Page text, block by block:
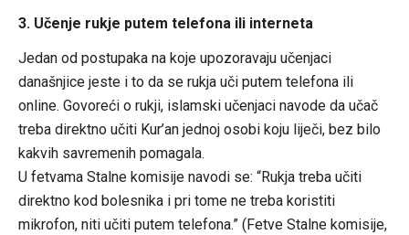
3. Učenje rukje putem telefona ili interneta
Jedan od postupaka na koje upozoravaju učenjaci
današnjice jeste i to da se rukja uči putem telefona ili
online. Govoreći o rukji, islamski učenjaci navode da učač
treba direktno učiti Kur’an jednoj osobi koju liječi, bez bilo
kakvih savremenih pomagala.
U fetvama Stalne komisije navodi se: “Rukja treba učiti
direktno kod bolesnika i pri tome ne treba koristiti
mikrofon, niti učiti putem telefona.” (Fetve Stalne komisije,